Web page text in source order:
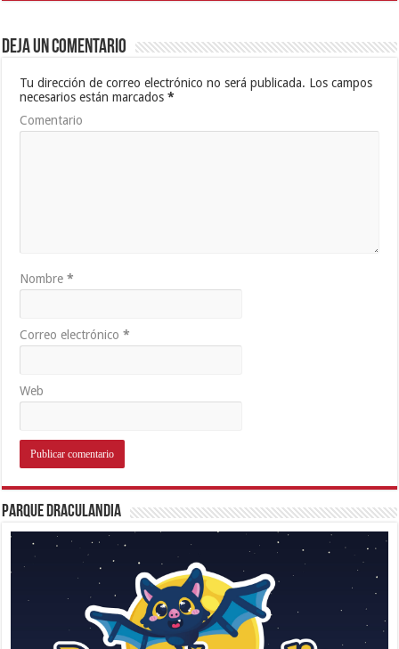
Deja un comentario
Tu dirección de correo electrónico no será publicada. Los campos
necesarios están marcados*
Comentario
Nombre*
Correo electrónico*
Web
Parque Draculandia